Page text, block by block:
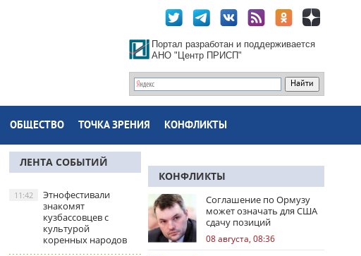
Портал разработан и поддерживается
АНО "Центр ПРИСП"
ОБЩЕСТВО ТОЧКА ЗРЕНИЯ КОНФЛИКТЫ
ЛЕНТА СОБЫТИЙ
Этнофестивали
знакомят
кузбассовцев с
культурой
коренных народов
11:42
КОНФЛИКТЫ
Соглашение по Ормузу
может означать для США
сдачу позиций
08 августа, 08:36